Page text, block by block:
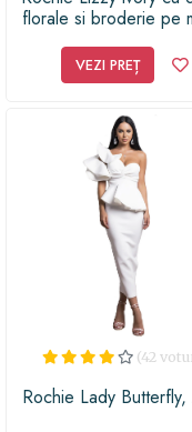
florale si broderie pe
VEZI PREȚ
(42
Rochie Lady